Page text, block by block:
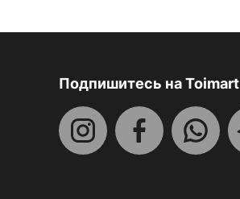
Подпишитесь на Toimart